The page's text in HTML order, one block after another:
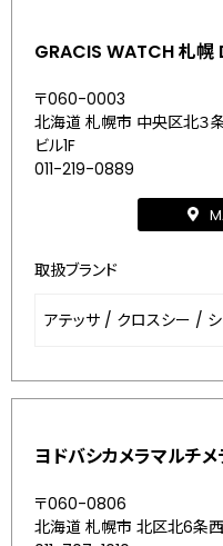
GRACIS WATCH 札
〒060-0003
北海道 札幌市 中央区北３
ビル1F
011-219-0889
取扱ブランド
アテッサ / クロスシー /
ヨドバシカメラマルチ
〒060-0806
北海道 札幌市 北区北6条